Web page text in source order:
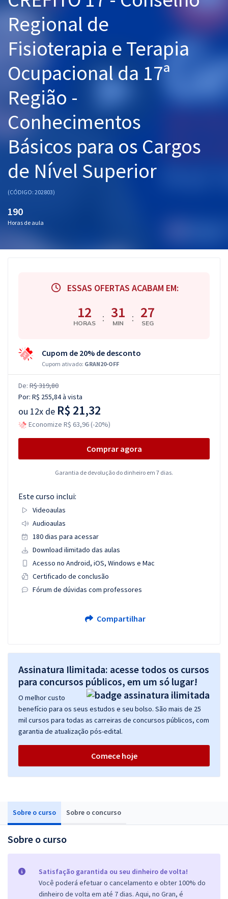
Graduação
OAB
Mentorias
Questões grátis
Conteúdo gratuito
Blog
Aprovados
Atendimento
Regional de
Fisioterapia e Terapia
Ocupacional da 17ª
Região -
Conhecimentos
Básicos para os Cargos
de Nível Superior
(CÓDIGO: 202803)
190
Horas de aula
Sobre o curso Sobre o concurso
Sobre o curso
Satisfação garantida ou seu dinheiro de volta!
Você poderá efetuar o cancelamento e obter 100% do
dinheiro de volta em até 7 dias. Aqui, no Gran, é
ESSAS OFERTAS ACABAM EM:
12
HORAS : 31
MIN : 26
SEG
Cupom de 20% de desconto
Cupom ativado: GRAN20-OFF
De: R$ 319,80
Por: R$ 255,84à vista
ou 12x de R$ 21,32
Economize R$ 63,96 (-20%)
Comprar agora
Garantia de devolução do dinheiro em 7 dias.
Este curso inclui:
Videoaulas
Audioaulas
180 dias para acessar
Download ilimitado das aulas
Acesso no Android, iOS, Windows e Mac
Certificado de conclusão
Fórum de dúvidas com professores
Compartilhar
Assinatura Ilimitada: acesse todos os cursos
para concursos públicos, em um só lugar!
O melhor custo
benefício para os seus estudos e seu bolso. São mais de 25
mil cursos para todas as carreiras de concursos públicos, com
garantia de atualização pós-edital.
Comece hoje